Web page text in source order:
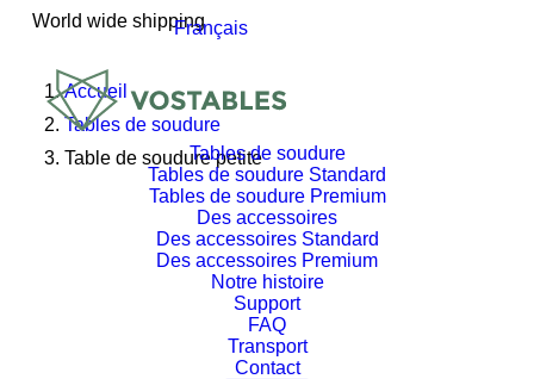
World wide shippingFrançais
Tables de soudure
Tables de soudure Standard
Tables de soudure Premium
Des accessoires
Des accessoires Standard
Des accessoires Premium
Notre histoire
Support
FAQ
Transport
Contact
Accueil
Tables de soudure
Table de soudure petite